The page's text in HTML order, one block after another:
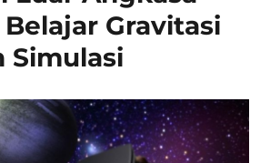
Gravitasi
Simulasi